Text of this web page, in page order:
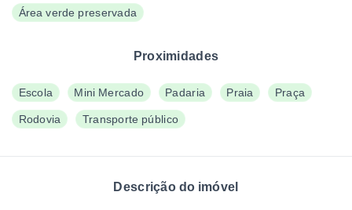
Área verde preservada
Proximidades
Escola Mini Mercado Padaria Praia Praça
Rodovia Transporte público
Descrição do imóvel